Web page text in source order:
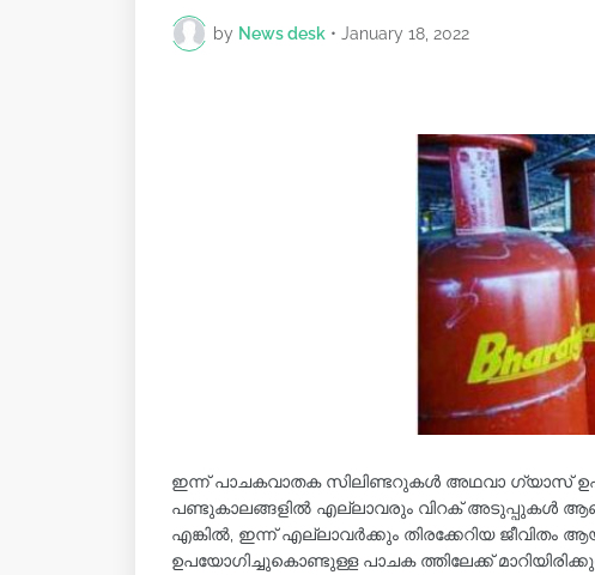
by News desk • January 18, 2022
ഇന്ന് പാചകവാതക സിലിണ്ടറുകള്‍ അഥവാ ഗ്യാസ്
പണ്ടുകാലങ്ങളില്‍ എല്ലാവരും വിറക് അടുപ്പുകള്‍ ആണ്
എങ്കില്‍, ഇന്ന് എല്ലാവര്‍ക്കും തിരക്കേറിയ
ഉപയോഗിച്ചുകൊണ്ടുള്ള പാചക ത്തിലേക്ക്